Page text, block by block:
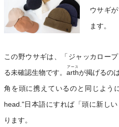
ウサギ
ます。
この野ウサギは、「ジャッカロー
る未確認生物です。 arth
アース
が掲げるの
角を頭に携えているのと同じよう
head."日本語にすれば「頭に新し
ります。